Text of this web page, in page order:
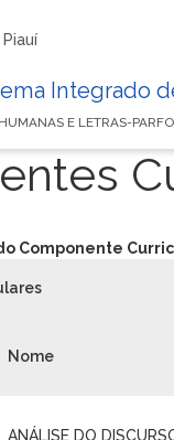
Integrado
E LETRAS-
Componente
Nome
ANÁLISE DO